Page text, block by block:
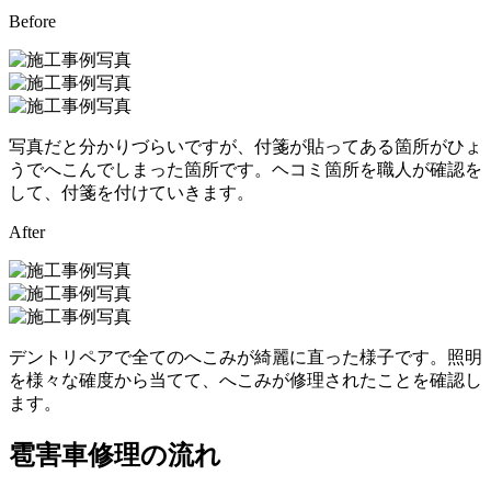
Before
写真だと分かりづらいですが、付箋が貼ってある箇所がひょ
うでへこんでしまった箇所です。ヘコミ箇所を職人が確認を
して、付箋を付けていきます。
After
デントリペアで全てのへこみが綺麗に直った様子です。照明
を様々な確度から当てて、へこみが修理されたことを確認し
ます。
雹害車修理の流れ